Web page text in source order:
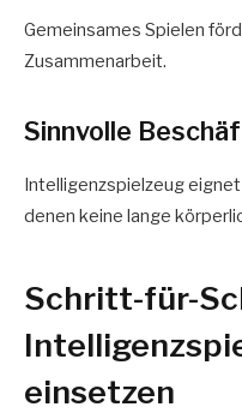
Gemeinsames Spielen
Zusammenarbeit.
Sinnvolle
Intelligenzspielzeug
denen keine lange
Schritt-für-
einsetzen